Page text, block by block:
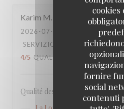
fornire
social
contenuti
Karim M
2026-07-17
- 20:30 - OSPITI
SERVIZIO
ATMOSFERA:
4/5 QUALITÀ / PREZZO: 3/5
Qualité des plats, cadre et